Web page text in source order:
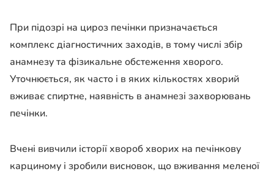
При підозрі на цироз печінки призначається
комплекс діагностичних заходів, в тому числі збір
анамнезу та фізикальне обстеження хворого.
Уточнюється, як часто і в яких кількостях хворий
вживає спиртне, наявність в анамнезі захворювань
печінки.
Вчені вивчили історії хвороб хворих на печінкову
карциному і зробили висновок, що вживання меленої